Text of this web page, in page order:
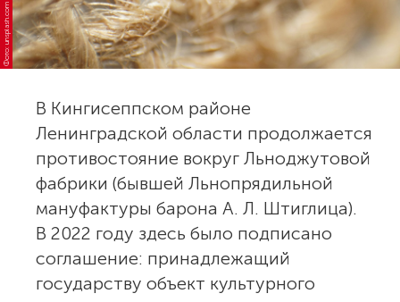
Фото: unsplash.com
В Кингисеппском районе
Ленинградской области продолжается
противостояние вокруг Льноджутовой
фабрики (бывшей Льнопрядильной
мануфактуры барона А. Л. Штиглица).
В 2022 году здесь было подписано
соглашение: принадлежащий
государству объект культурного